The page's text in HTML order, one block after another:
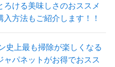
ける美味しさのおススメ
方法もご紹介します！！
史上最も掃除が楽しくなる
パネットがお得でおスス